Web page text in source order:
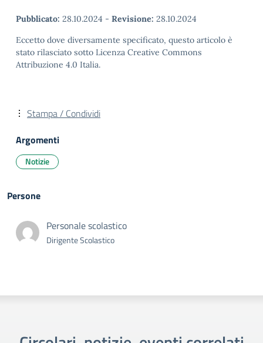
Pubblicato: 28.10.2024 - Revisione: 28.10.2024
Eccetto dove diversamente specificato, questo articolo è
stato rilasciato sotto Licenza Creative Commons
Attribuzione 4.0 Italia.
Stampa / Condividi
Argomenti
Notizie
Persone
Personale scolastico
Dirigente Scolastico